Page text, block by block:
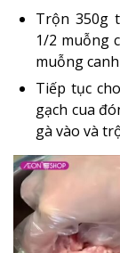
Trộn 350g
1/2 muỗng
muỗng
Tiếp tục
gạch cua
gà vào và